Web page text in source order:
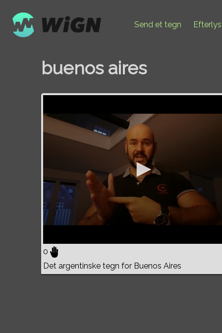
Send et tegn
buenos aires
0
Det argentinske tegn for Buenos Aires